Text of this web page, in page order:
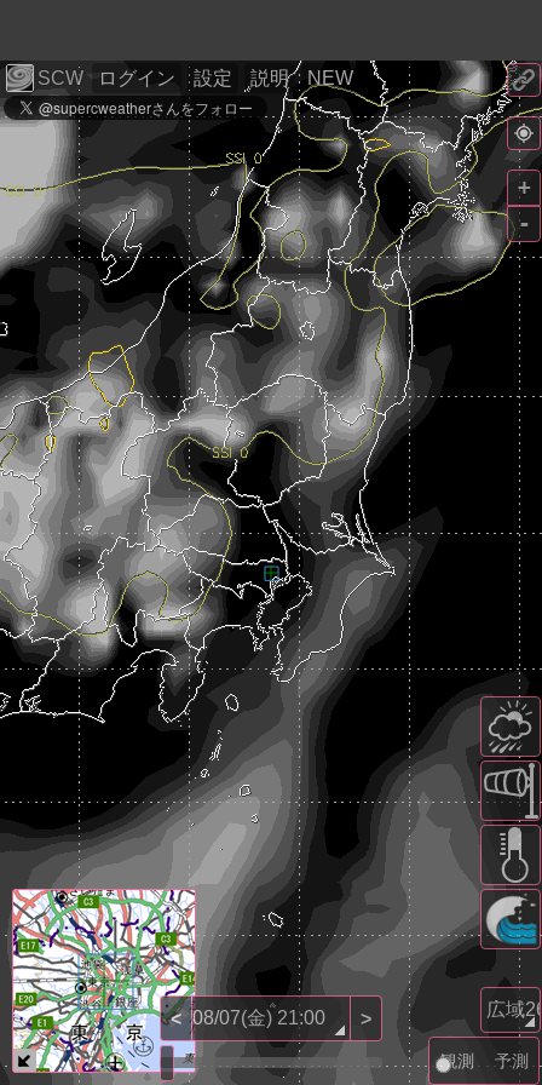
+
-
観測 予測
< >
説明
SCW NEW
ログイン 設定